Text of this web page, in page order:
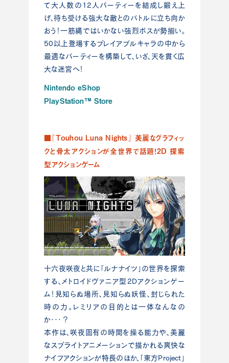
て大人数の12人パーティーを結成し鍛え上
げ、待ち受ける強大な敵とのバトルに立ち向か
おう！一筋縄ではいかない強烈ボスが勢揃い。
50以上登場するプレイアブルキャラの中から
最適なパーティーを構築して、いざ、天を貫く広
大な迷宮へ！
Nintendo eShop
PlayStation™ Store
■『Touhou Luna Nights』 美麗なグラフィッ
クと骨太アクションが全世界で話題！2D 探索
型アクションゲーム
十六夜咲夜と共に「ルナナイツ」の世界を探索
する、メトロイドヴァニア型2Dアクションゲー
ム！見知らぬ場所、見知らぬ妖怪、封じられた
時の力。レミリアの目的とは一体なんなの
か･･･？
本作は、咲夜固有の時間を操る能力や、美麗
なスプライトアニメーションで描かれる爽快な
ナイフアクションが特長のほか、「東方Project」